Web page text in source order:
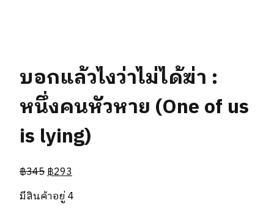
บอกแล้วไงว่าไม่ได้ฆ่า :
หนึ่งคนหัวหาย (One of us
is lying)
฿345฿293
มีสินค้าอยู่ 4